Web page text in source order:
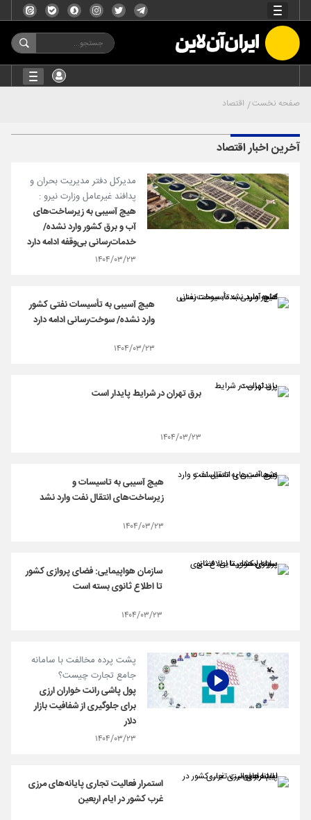
صفحه نخست اقتصاد
آخرین اخبار اقتصاد
مدیرکل دفتر مدیریت بحران و
پدافند غیرعامل وزارت نیرو :
هیچ آسیبی به زیرساخت‌های
آب و برق کشور وارد نشده/
خدمات‌رسانی بی‌وقفه ادامه دارد
۱۴۰۴/۰۳/۲۳
هیچ آسیبی به تأسیسات نفتی کشور
وارد نشده/ سوخت‌رسانی ادامه دارد
۱۴۰۴/۰۳/۲۳
برق تهران در شرایط پایدار است
۱۴۰۴/۰۳/۲۳
هیچ آسیبی به تاسیسات و
زیرساخت‌های انتقال نفت وارد نشد
۱۴۰۴/۰۳/۲۳
سازمان هواپیمایی: فضای پروازی کشور
تا اطلاع ثانوی بسته است
۱۴۰۴/۰۳/۲۳
پشت پرده مخالفت با سامانه
جامع تجارت چیست؟
پول پاشی رانت خواران ارزی
برای جلوگیری از شفافیت بازار
دلار
۱۴۰۴/۰۳/۲۳
استمرار فعالیت تجاری پایانه‌های مرزی
غرب کشور در ایام اربعین